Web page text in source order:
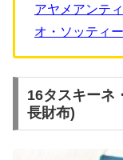
アヤメアンテ
オ・ソッティ
16タスキーネ
長財布)